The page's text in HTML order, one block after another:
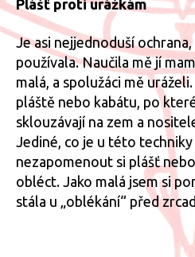
Plášť proti urážkám
Je asi nejjednoduší
používala. Naučila mě jí
malá, a spolužáci mě
pláště nebo kabátu, po
sklouzávají na zem a
Jediné, co je u této techniky
nezapomenout si plášť
obléct. Jako malá jsem si
stála u „oblékání“ před